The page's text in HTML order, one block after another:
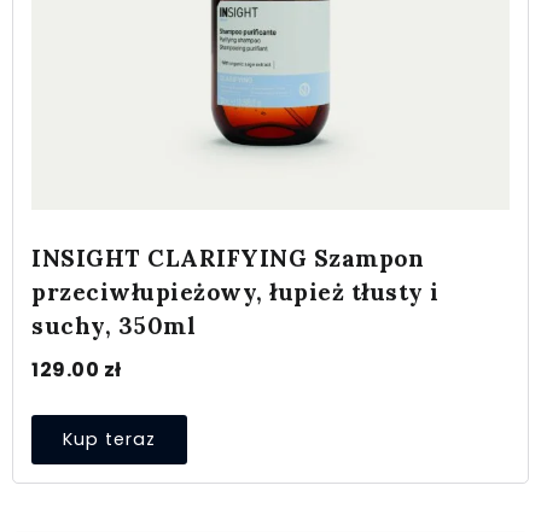
INSIGHT CLARIFYING Szampon
przeciwłupieżowy, łupież tłusty i
suchy, 350ml
129.00 zł
Kup teraz